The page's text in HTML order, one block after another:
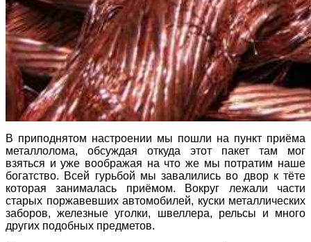
В приподнятом настроении мы пошли на пункт приёма
металлолома, обсуждая откуда этот пакет там мог
взяться и уже воображая на что же мы потратим наше
богатство. Всей гурьбой мы завалились во двор к тёте
которая занималась приёмом. Вокруг лежали части
старых поржавевших автомобилей, куски металлических
заборов, железные уголки, швеллера, рельсы и много
других подобных предметов.